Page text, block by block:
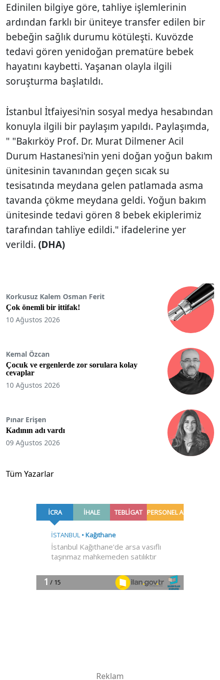
Edinilen bilgiye göre, tahliye işlemlerinin
ardından farklı bir üniteye transfer edilen bir
bebeğin sağlık durumu kötüleşti. Kuvözde
tedavi gören yenidoğan prematüre bebek
hayatını kaybetti. Yaşanan olayla ilgili
soruşturma başlatıldı.
İstanbul İtfaiyesi'nin sosyal medya hesabından
konuyla ilgili bir paylaşım yapıldı. Paylaşımda,
" "Bakırköy Prof. Dr. Murat Dilmener Acil
Durum Hastanesi'nin yeni doğan yoğun bakım
ünitesinin tavanından geçen sıcak su
tesisatında meydana gelen patlamada asma
tavanda çökme meydana geldi. Yoğun bakım
ünitesinde tedavi gören 8 bebek ekiplerimiz
tarafından tahliye edildi." ifadelerine yer
verildi. (DHA)
Korkusuz Kalem Osman Ferit
Çok önemli bir ittifak!
10 Ağustos 2026
Kemal Özcan
Çocuk ve ergenlerde zor sorulara kolay
cevaplar
10 Ağustos 2026
Pınar Erişen
Kadının adı vardı
09 Ağustos 2026
Tüm Yazarlar